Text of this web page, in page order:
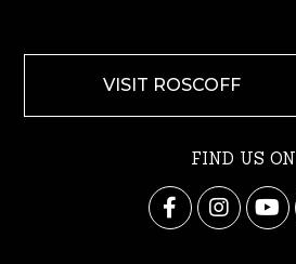
VISIT ROSCOFF
FIND US ON